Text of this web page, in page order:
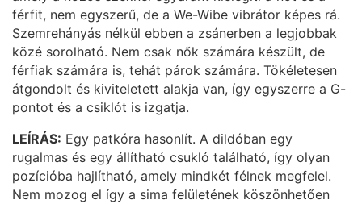
férfit, nem egyszerű, de a We-Wibe vibrátor képes rá.
Szemrehányás nélkül ebben a zsánerben a legjobbak
közé sorolható. Nem csak nők számára készült, de
férfiak számára is, tehát párok számára. Tökéletesen
átgondolt és kiviteletett alakja van, így egyszerre a G-
pontot és a csiklót is izgatja.
LEÍRÁS: Egy patkóra hasonlít. A dildóban egy
rugalmas és egy állítható csukló található, így olyan
pozícióba hajlítható, amely mindkét félnek megfelel.
Nem mozog el így a sima felületének köszönhetően